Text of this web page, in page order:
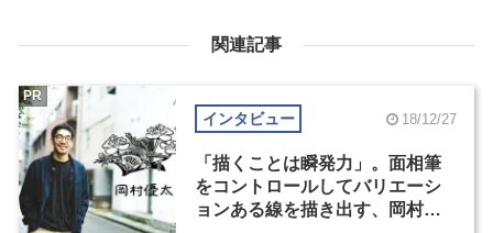
関連記事
インタビュー 18/12/27
「描くことは瞬発力」。面相筆
をコントロールしてバリエーシ
ョンある線を描き出す、岡村優
PR